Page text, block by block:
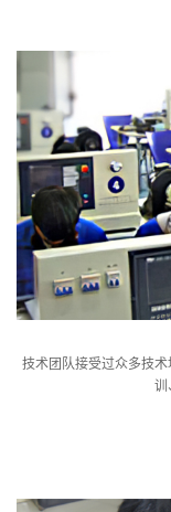
技术团队接受过众多技
训